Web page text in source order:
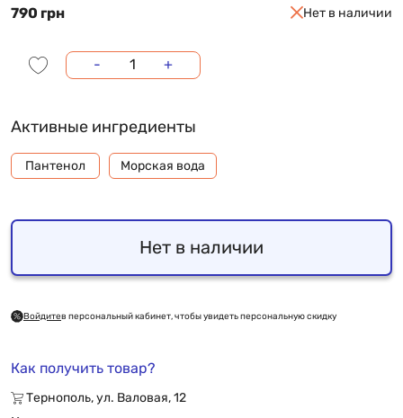
790 грн Нет в наличии
- +
Активные ингредиенты
Пантенол Морская вода
Нет в наличии
Войдитев персональный кабинет, чтобы увидеть персональную скидку
Как получить товар?
Тернополь, ул. Валовая, 12